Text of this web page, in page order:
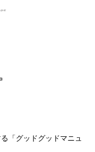
「グッドグッドマニュ